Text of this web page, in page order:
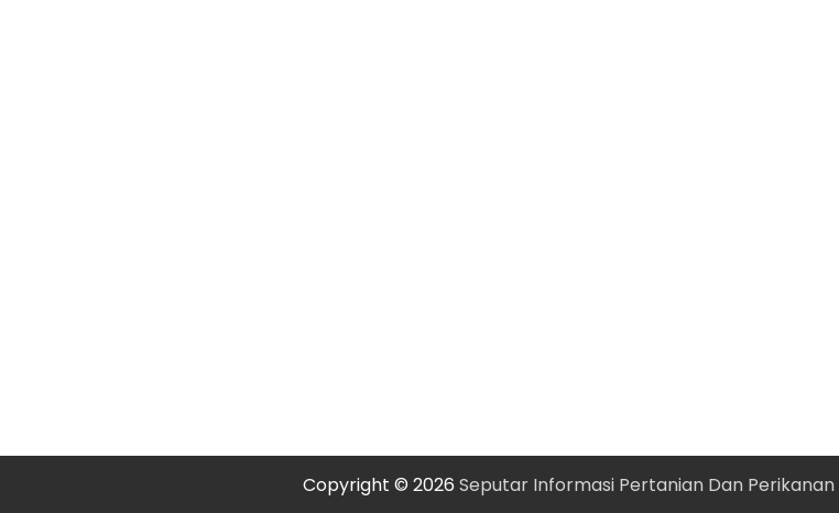
Copyright © 2026 Seputar Informasi Pertanian Dan Perikanan